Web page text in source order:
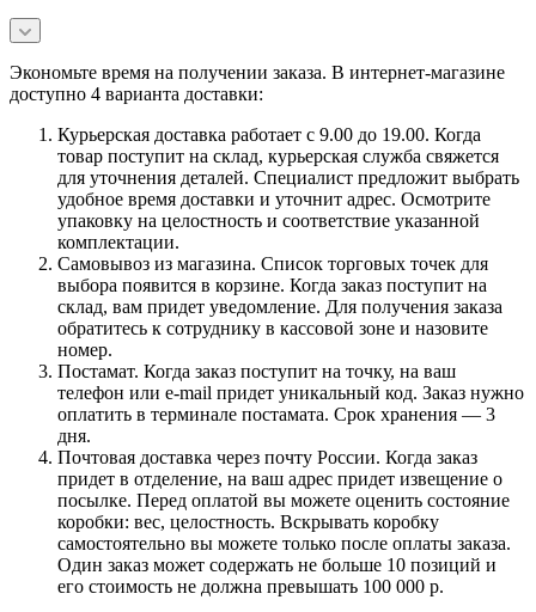
Экономьте время на получении заказа. В интернет-магазине
доступно 4 варианта доставки:
Курьерская доставка работает с 9.00 до 19.00. Когда
товар поступит на склад, курьерская служба свяжется
для уточнения деталей. Специалист предложит выбрать
удобное время доставки и уточнит адрес. Осмотрите
упаковку на целостность и соответствие указанной
комплектации.
Самовывоз из магазина. Список торговых точек для
выбора появится в корзине. Когда заказ поступит на
склад, вам придет уведомление. Для получения заказа
обратитесь к сотруднику в кассовой зоне и назовите
номер.
Постамат. Когда заказ поступит на точку, на ваш
телефон или e-mail придет уникальный код. Заказ нужно
оплатить в терминале постамата. Срок хранения — 3
дня.
Почтовая доставка через почту России. Когда заказ
придет в отделение, на ваш адрес придет извещение о
посылке. Перед оплатой вы можете оценить состояние
коробки: вес, целостность. Вскрывать коробку
самостоятельно вы можете только после оплаты заказа.
Один заказ может содержать не больше 10 позиций и
его стоимость не должна превышать 100 000 р.